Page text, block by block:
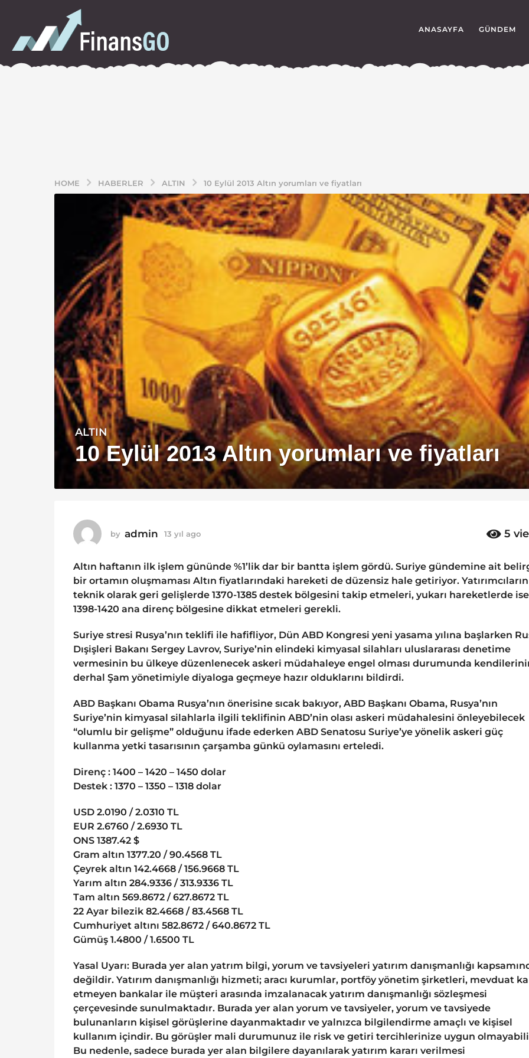
ANASAYFA GÜNDEM
HOME HABERLER ALTIN 10 Eylül 2013 Altın yorumları ve fiyatları
1
3
y
ı
l
1
3
y
l
g
o
ALTIN
10 Eylül 2013 Altın yorumları ve fiyatları
by admin 13 yıl ago
ı
l
a
g
o
5
Altın haftanın ilk işlem gününde %1’lik dar bir bantta işlem gördü. Suriye gündemine ait
bir ortamın oluşmaması Altın fiyatlarındaki hareketi de düzensiz hale getiriyor. Yatırımcıların
teknik olarak geri gelişlerde 1370-1385 destek bölgesini takip etmeleri, yukarı hareketlerde ise
1398-1420 ana direnç bölgesine dikkat etmeleri gerekli.
Suriye stresi Rusya’nın teklifi ile hafifliyor, Dün ABD Kongresi yeni yasama yılına başlarken
Dışişleri Bakanı Sergey Lavrov, Suriye’nin elindeki kimyasal silahları uluslararası denetime
vermesinin bu ülkeye düzenlenecek askeri müdahaleye engel olması durumunda
derhal Şam yönetimiyle diyaloga geçmeye hazır olduklarını bildirdi.
ABD Başkanı Obama Rusya’nın önerisine sıcak bakıyor, ABD Başkanı Obama, Rusya’nın
Suriye’nin kimyasal silahlarla ilgili teklifinin ABD’nin olası askeri müdahalesini önleyebilecek
“olumlu bir gelişme” olduğunu ifade ederken ABD Senatosu Suriye’ye yönelik askeri güç
kullanma yetki tasarısının çarşamba günkü oylamasını erteledi.
Direnç : 1400 – 1420 – 1450 dolar
Destek : 1370 – 1350 – 1318 dolar
USD 2.0190 / 2.0310 TL
EUR 2.6760 / 2.6930 TL
ONS 1387.42 $
Gram altın 1377.20 / 90.4568 TL
Çeyrek altın 142.4668 / 156.9668 TL
Yarım altın 284.9336 / 313.9336 TL
Tam altın 569.8672 / 627.8672 TL
22 Ayar bilezik 82.4668 / 83.4568 TL
Cumhuriyet altını 582.8672 / 640.8672 TL
Gümüş 1.4800 / 1.6500 TL
Yasal Uyarı: Burada yer alan yatrım bilgi, yorum ve tavsiyeleri yatırım danışmanlığı
değildir. Yatırım danışmanlığı hizmeti; aracı kurumlar, portföy yönetim şirketleri, mevduat
etmeyen bankalar ile müşteri arasında imzalanacak yatırım danışmanlığı sözleşmesi
çerçevesinde sunulmaktadır. Burada yer alan yorum ve tavsiyeler, yorum ve tavsiyede
bulunanların kişisel görüşlerine dayanmaktadır ve yalnızca bilgilendirme amaçlı ve kişisel
kullanım içindir. Bu görüşler mali durumunuz ile risk ve getiri tercihlerinize uygun
Bu nedenle, sadece burada yer alan bilgilere dayanılarak yatırım kararı verilmesi